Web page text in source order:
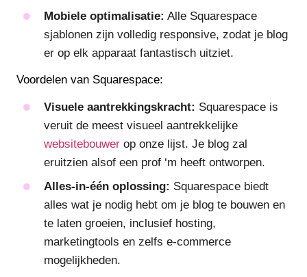
Mobiele optimalisatie: Alle Squarespace
sjablonen zijn volledig responsive, zodat je blog
er op elk apparaat fantastisch uitziet.
Voordelen van Squarespace:
Visuele aantrekkingskracht: Squarespace is
veruit de meest visueel aantrekkelijke
websitebouwer op onze lijst. Je blog zal
eruitzien alsof een prof ‘m heeft ontworpen.
Alles-in-één oplossing: Squarespace biedt
alles wat je nodig hebt om je blog te bouwen en
te laten groeien, inclusief hosting,
marketingtools en zelfs e-commerce
mogelijkheden.